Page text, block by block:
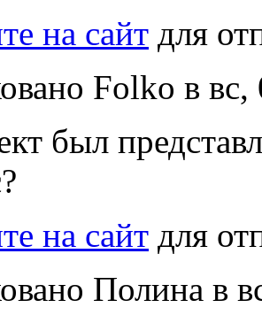
на сайт для
Folko в
был
на сайт для
Полина в